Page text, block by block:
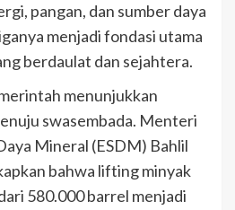
pangan, dan sumber daya
menjadi fondasi utama
berdaulat dan sejahtera.
menunjukkan
swasembada. Menteri
Mineral (ESDM) Bahlil
bahwa lifting minyak
580.000 barrel menjadi